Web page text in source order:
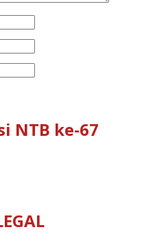
NTB ke-67